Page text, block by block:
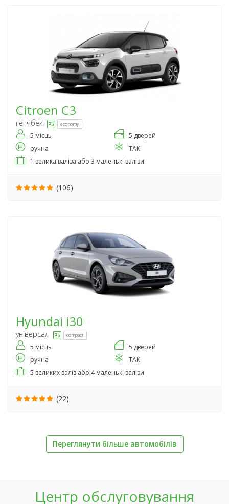
Citroen C3
гетчбек economy
5 місць
5 дверей
ручна
ТАК
1 велика валіза або 3 маленькі валізи
(106)
Hyundai i30
універсал compact
5 місць
5 дверей
ручна
ТАК
5 великих валіз або 4 маленькі валізи
(22)
Переглянути більше автомобілів
Центр обслуговування